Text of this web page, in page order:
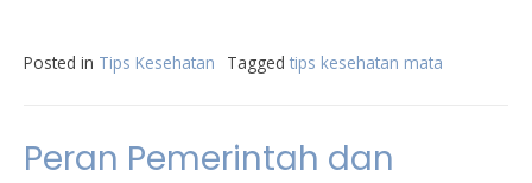
Posted in Tips Kesehatan Tagged tips kesehatan mata
Peran Pemerintah dan